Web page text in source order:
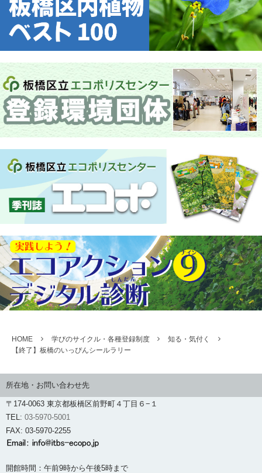
HOME 学びのサイクル・各種登録制度
知る・気付く
【終了】板橋のいっぴんシールラリー
所在地・お問い合わせ先
〒174-0063 東京都板橋区前野町４丁目６−１
TEL: 03-5970-5001
FAX: 03-5970-2255
開館時間：午前9時から午後5時まで